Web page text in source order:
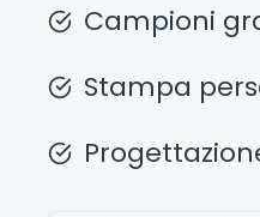
Campioni
Stampa